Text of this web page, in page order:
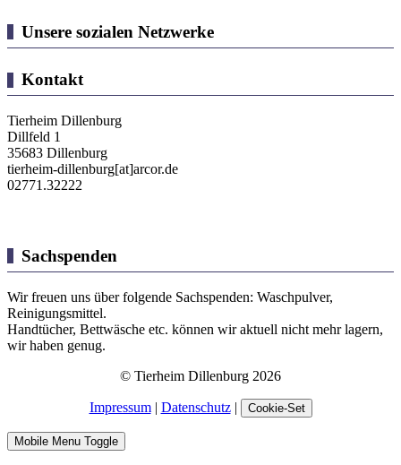
Unsere sozialen Netzwerke
Kontakt
Tierheim Dillenburg
Dillfeld 1
35683 Dillenburg
tierheim-dillenburg[at]arcor.de
02771.32222
Sachspenden
Wir freuen uns über folgende Sachspenden: Waschpulver,
Reinigungsmittel.
Handtücher, Bettwäsche etc. können wir aktuell nicht mehr lagern,
wir haben genug.
© Tierheim Dillenburg 2026
Impressum| Datenschutz| Cookie-Set
Mobile Menu Toggle